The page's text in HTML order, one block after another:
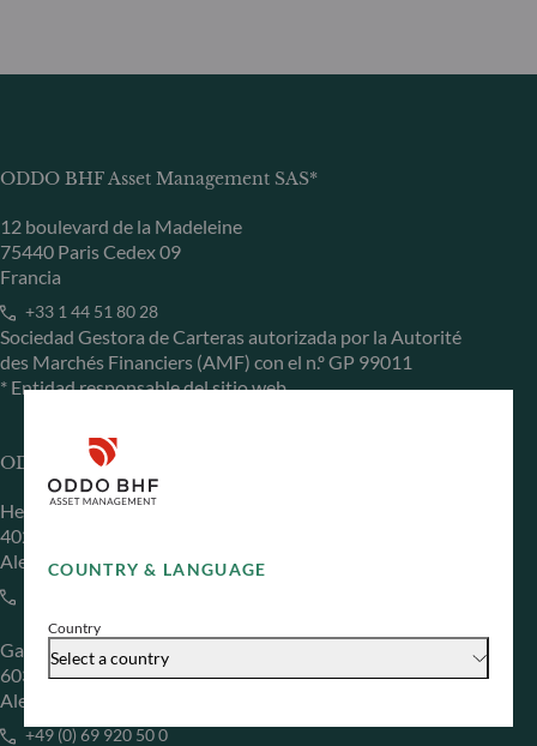
COUNTRY & LANGUAGE
Country
Select a country
ODDO BHF Asset Management SAS*
12 boulevard de la Madeleine
75440 Paris Cedex 09
Francia
+33 1 44 51 80 28
Sociedad Gestora de Carteras autorizada por la Autorité
des Marchés Financiers (AMF) con el n.º GP 99011
* Entidad responsable del sitio web
ODDO BHF Asset Management GmbH
Herzogstraße 15
40217 Düsseldorf
Alemania
Gallusanlage 8
60329 Frankfurt am Main
Alemania
+49 (0) 69 920 50 0